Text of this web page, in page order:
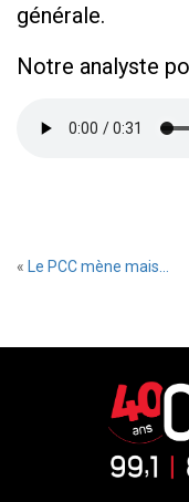
générale.
Notre analyste
« Le PCC mène mais…